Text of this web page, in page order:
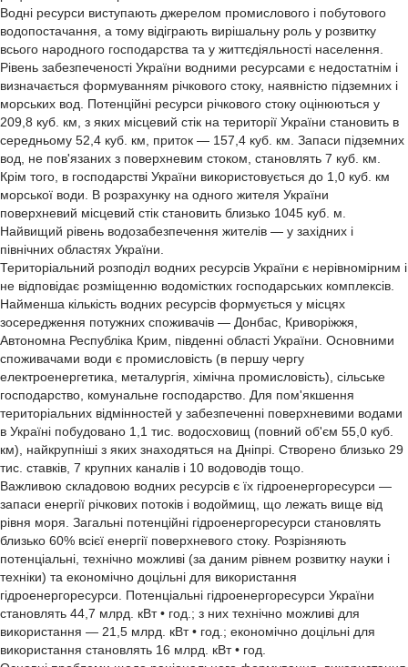
Водні ресурси виступають джерелом промислового і побутового
водопостачання, а тому відіграють вирішальну роль у розвитку
всього народного господарства та у життєдіяльності населення.
Рівень забезпеченості України водними ресурсами є недостатнім і
визначається формуванням річкового стоку, наявністю підземних і
морських вод. Потенційні ресурси річкового стоку оцінюються у
209,8 куб. км, з яких місцевий стік на території України становить в
середньому 52,4 куб. км, приток — 157,4 куб. км. Запаси підземних
вод, не пов'язаних з поверхневим стоком, становлять 7 куб. км.
Крім того, в господарстві України використовується до 1,0 куб. км
морської води. В розрахунку на одного жителя України
поверхневий місцевий стік становить близько 1045 куб. м.
Найвищий рівень водозабезпечення жителів — у західних і
північних областях України.
Територіальний розподіл водних ресурсів України є нерівномірним і
не відповідає розміщенню водомістких господарських комплексів.
Найменша кількість водних ресурсів формується у місцях
зосередження потужних споживачів — Донбас, Криворіжжя,
Автономна Республіка Крим, південні області України. Основними
споживачами води є промисловість (в першу чергу
електроенергетика, металургія, хімічна промисловість), сільське
господарство, комунальне господарство. Для пом'якшення
територіальних відмінностей у забезпеченні поверхневими водами
в Україні побудовано 1,1 тис. водосховищ (повний об'єм 55,0 куб.
км), найкрупніші з яких знаходяться на Дніпрі. Створено близько 29
тис. ставків, 7 крупних каналів і 10 водоводів тощо.
Важливою складовою водних ресурсів є їх гідроенергоресурси —
запаси енергії річкових потоків і водоймищ, що лежать вище від
рівня моря. Загальні потенційні гідроенергоресурси становлять
близько 60% всієї енергії поверхневого стоку. Розрізняють
потенціальні, технічно можливі (за даним рівнем розвитку науки і
техніки) та економічно доцільні для використання
гідроенергоресурси. Потенціальні гідроенергоресурси України
становлять 44,7 млрд. кВт • год.; з них технічно можливі для
використання — 21,5 млрд. кВт • год.; економічно доцільні для
використання становлять 16 млрд. кВт • год.